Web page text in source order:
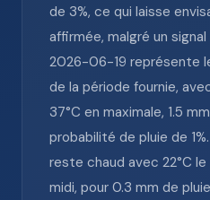
de 3%, ce qui laisse
affirmée, malgré un
2026-06-19 représente
de la période fournie,
37°C en maximale, 1.5
probabilité de pluie de
reste chaud avec 22°C
midi, pour 0.3 mm de